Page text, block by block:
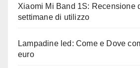
Xiaomi Mi Band 1S: Recensione
settimane di utilizzo
Lampadine led: Come e Dove
euro